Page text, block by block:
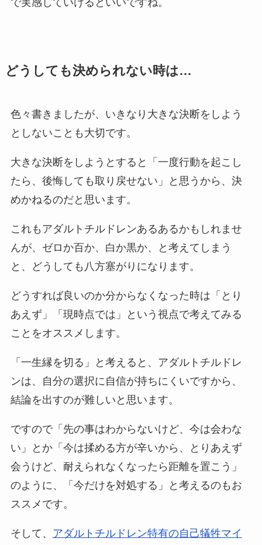
で実感していけるといいですね。
どうしても決められない時は…
色々書きましたが、いきなり大きな決断をしよう
としないことも大切です。
大きな決断をしようとすると「一度行動を起こし
たら、後悔しても取り戻せない」と思うから、決
めかねるのだと思います。
これもアダルトチルドレンあるあるかもしれませ
んが、ゼロか百か、白か黒か、と考えてしまう
と、どうしても八方塞がりになります。
どうすれば良いのか分からなくなった時は「とり
あえず」「現時点では」という視点で考えてみる
ことをオススメします。
「一生縁を切る」と考えると、アダルトチルドレ
ンは、自分の選択に自信が持ちにくいですから、
結論を出すのが難しいと思います。
ですので「先の事はわからないけど、今は会わな
い」とか「今は揉める方が辛いから、とりあえず
会うけど、耐えられなくなったら距離を置こう」
のように、「今だけを対処する」と考えるのもお
ススメです。
そして、 アダルトチルドレン特有の自己犠牲マイ